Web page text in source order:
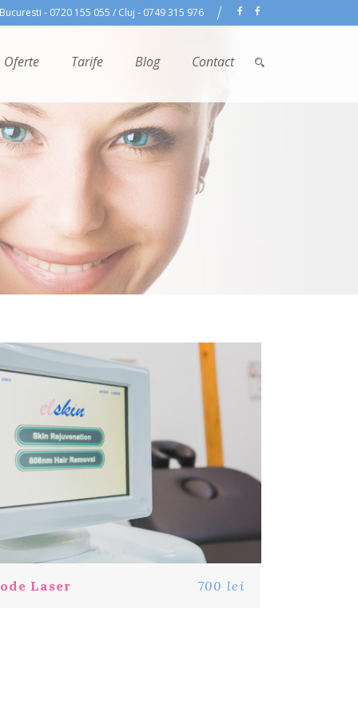
Bucuresti - 0720 155 055 / Cluj - 0749 315 976
Oferte Tarife Blog Contact
Laser 700 lei